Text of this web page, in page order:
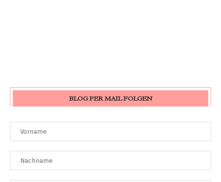
BLOG PER MAIL FOLGEN